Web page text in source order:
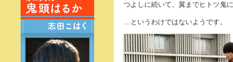
つよしに続いて、翼までヒトツ鬼に
…というわけではないようです。